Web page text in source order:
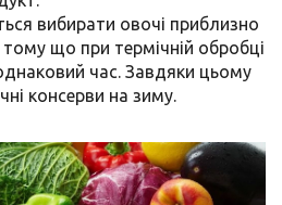
вибирати овочі приблизно
що при термічній обробці
час. Завдяки цьому
консерви на зиму.